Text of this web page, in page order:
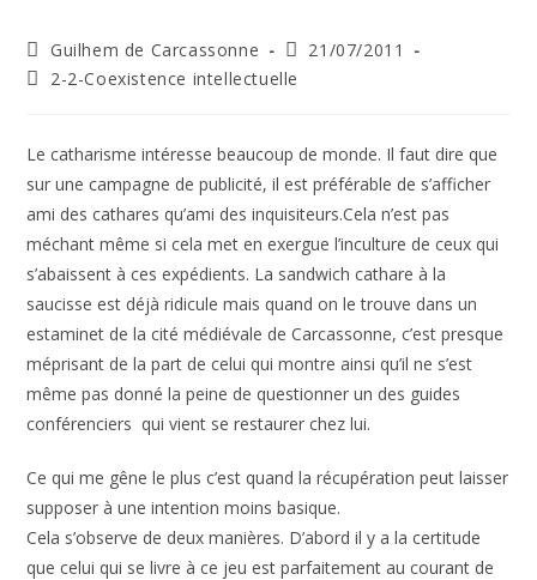
Auteur/autrice
de
Guilhem de Carcassonne
Publication
publiée :
21/07/2011
Post2-2-Coexistence intellectuelle
Le catharisme intéresse beaucoup de monde. Il faut dire que
sur une campagne de publicité, il est préférable de s’afficher
ami des cathares qu’ami des inquisiteurs.Cela n’est pas
méchant même si cela met en exergue l’inculture de ceux qui
s’abaissent à ces expédients. La sandwich cathare à la
saucisse est déjà ridicule mais quand on le trouve dans un
estaminet de la cité médiévale de Carcassonne, c’est presque
méprisant de la part de celui qui montre ainsi qu’il ne s’est
même pas donné la peine de questionner un des guides
conférenciers qui vient se restaurer chez lui.
Ce qui me gêne le plus c’est quand la récupération peut laisser
supposer à une intention moins basique.
Cela s’observe de deux manières. D’abord il y a la certitude
que celui qui se livre à ce jeu est parfaitement au courant de